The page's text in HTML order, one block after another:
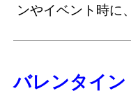
ンやイベント時に
バレンタイン